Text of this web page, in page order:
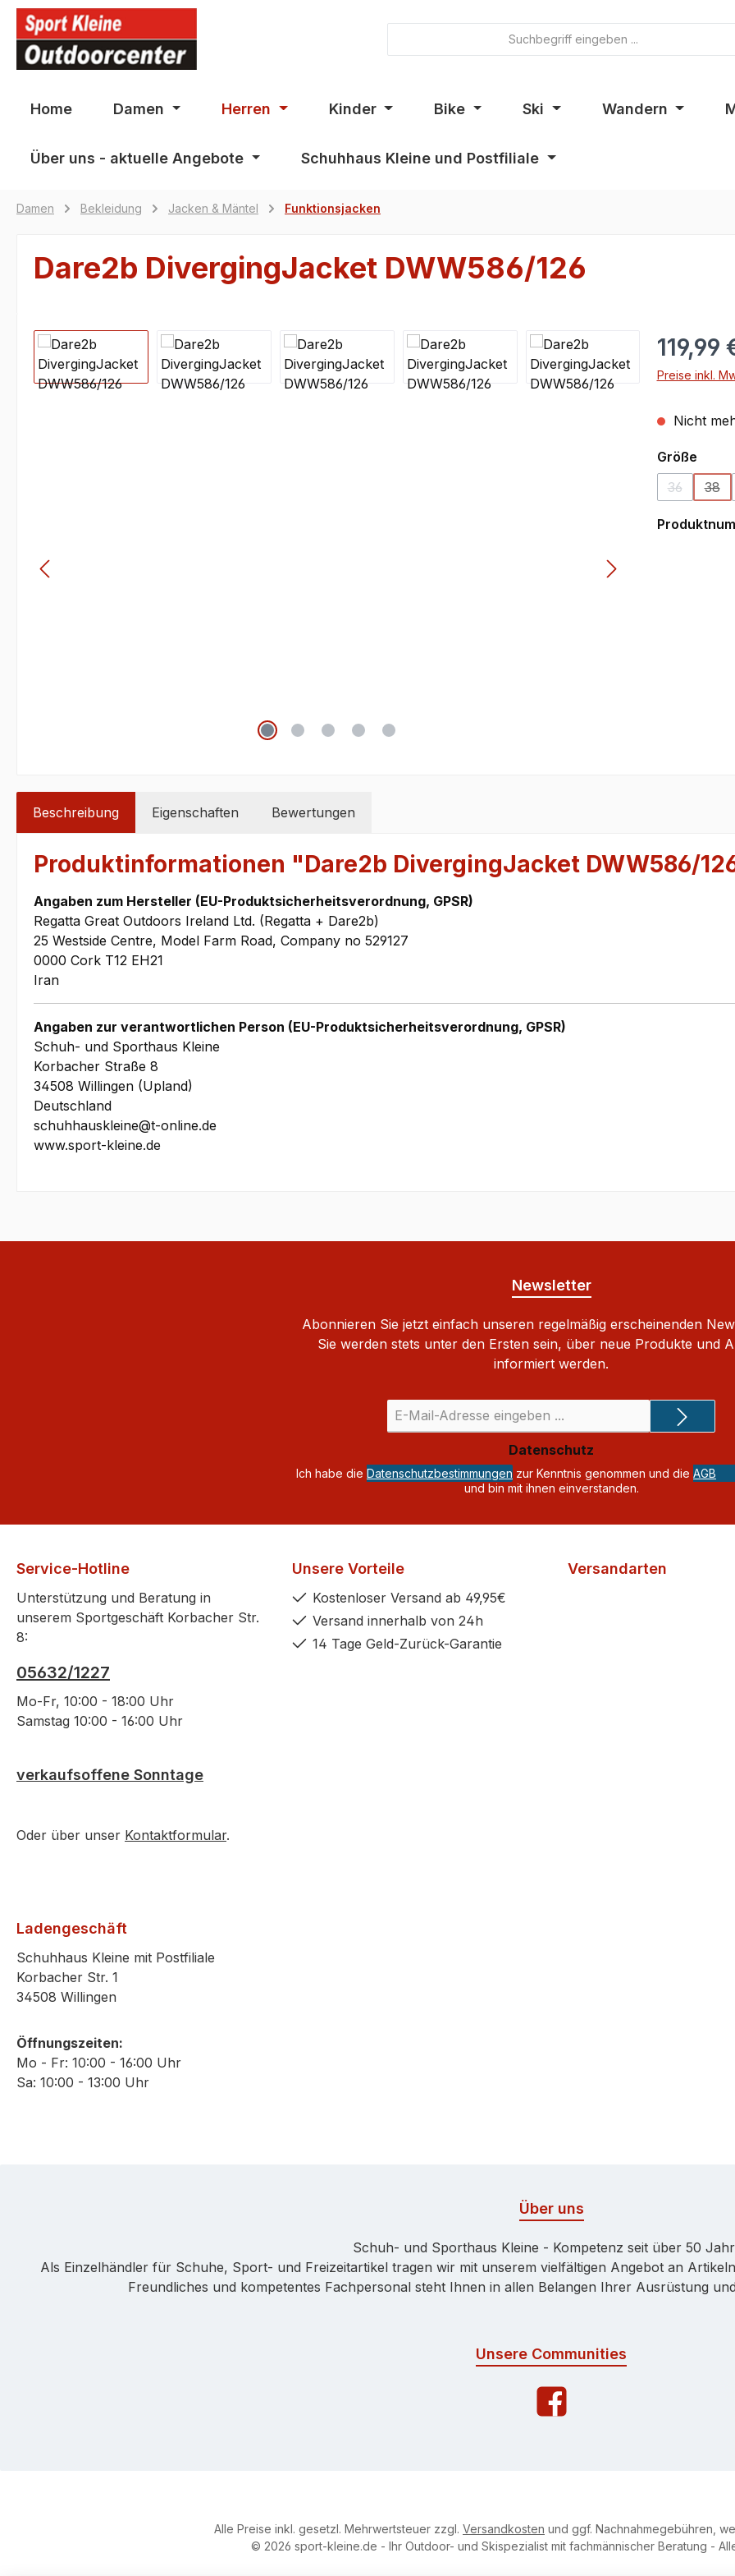
Zur Hauptnavigation springen
Home Damen Herren Kinder Bike Ski Wandern
Über uns - aktuelle Angebote Schuhhaus Kleine und Postfiliale
Damen Bekleidung Jacken & Mäntel Funktionsjacken
Dare2b DivergingJacket DWW586/126
Bildergalerie überspringen 119,99
Preise inkl.
Nicht
Größe
36
(Diese
38
Beschreibung Eigenschaften Bewertungen
Produktinformationen "Dare2b DivergingJacket DWW586/
Angaben zum Hersteller (EU-Produktsicherheitsverordnung, GPSR)
Regatta Great Outdoors Ireland Ltd. (Regatta + Dare2b)
25 Westside Centre, Model Farm Road, Company no 529127
0000 Cork T12 EH21
Iran
Angaben zur verantwortlichen Person (EU-Produktsicherheitsverordnung, GPSR)
Schuh- und Sporthaus Kleine
Korbacher Straße 8
34508 Willingen (Upland)
Deutschland
schuhhauskleine@t-online.de
www.sport-kleine.de
Newsletter
Abonnieren Sie jetzt einfach unseren regelmäßig erscheinenden
Sie werden stets unter den Ersten sein, über neue Produkte und
informiert werden.
Mail-
Adresse
*
Datenschutz
Ich habe die Datenschutzbestimmungen zur Kenntnis genommen und die AGB
und bin mit ihnen einverstanden.
Service-Hotline
Unterstützung und Beratung in
unserem Sportgeschäft Korbacher Str.
8:
05632/1227
Mo-Fr, 10:00 - 18:00 Uhr
Samstag 10:00 - 16:00 Uhr
verkaufsoffene Sonntage
Oder über unser Kontaktformular.
Unsere Vorteile
Kostenloser Versand ab 49,95€
Versand innerhalb von 24h
14 Tage Geld-Zurück-Garantie
Versandarten
Ladengeschäft
Schuhhaus Kleine mit Postfiliale
Korbacher Str. 1
34508 Willingen
Öffnungszeiten:
Mo - Fr: 10:00 - 16:00 Uhr
Sa: 10:00 - 13:00 Uhr
Über uns
Schuh- und Sporthaus Kleine - Kompetenz seit über 50
Als Einzelhändler für Schuhe, Sport- und Freizeitartikel tragen wir mit unserem vielfältigen Angebot an
Freundliches und kompetentes Fachpersonal steht Ihnen in allen Belangen Ihrer Ausrüstung
Unsere Communities
Alle Preise inkl. gesetzl. Mehrwertsteuer zzgl. Versandkosten und ggf. Nachnahmegebühren,
© 2026 sport-kleine.de - Ihr Outdoor- und Skispezialist mit fachmännischer Beratung -